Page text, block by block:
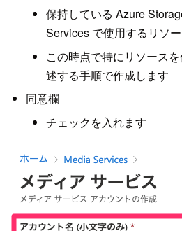
保持している Azure
Services で使用するリソ
この時点で特にリソース
述する手順で作成します
同意欄
チェックを入れます